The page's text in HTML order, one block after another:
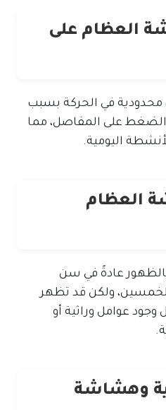
العظام على
في الحركة بسبب
الضغط على المفاصل، مما
اليومية.
العظام
عادةً في سن
ولكن قد تظهر
عوامل وراثية أو
وهشاشة